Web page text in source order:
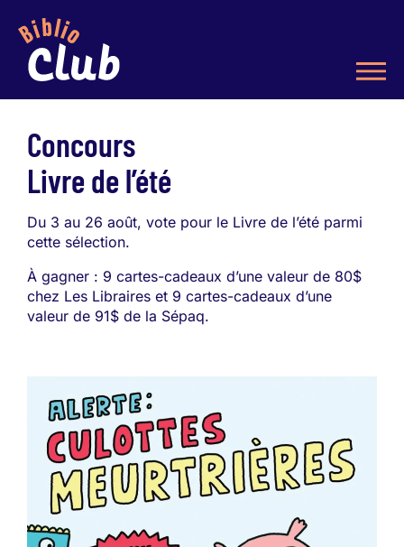
Concours
Livre de l’été
Du 3 au 26 août, vote pour le Livre de l’été parmi
cette sélection.
À gagner : 9 cartes-cadeaux d’une valeur de 80$
chez Les Libraires et 9 cartes-cadeaux d’une
valeur de 91$ de la Sépaq.